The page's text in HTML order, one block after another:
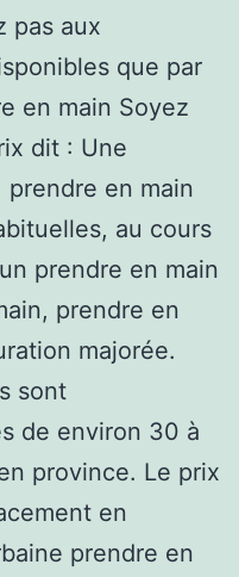
pas aux
que par
en main Soyez
dit : Une
prendre en main
au cours
prendre en main
prendre en
majorée.
sont
de environ 30 à
province. Le prix
en
prendre en